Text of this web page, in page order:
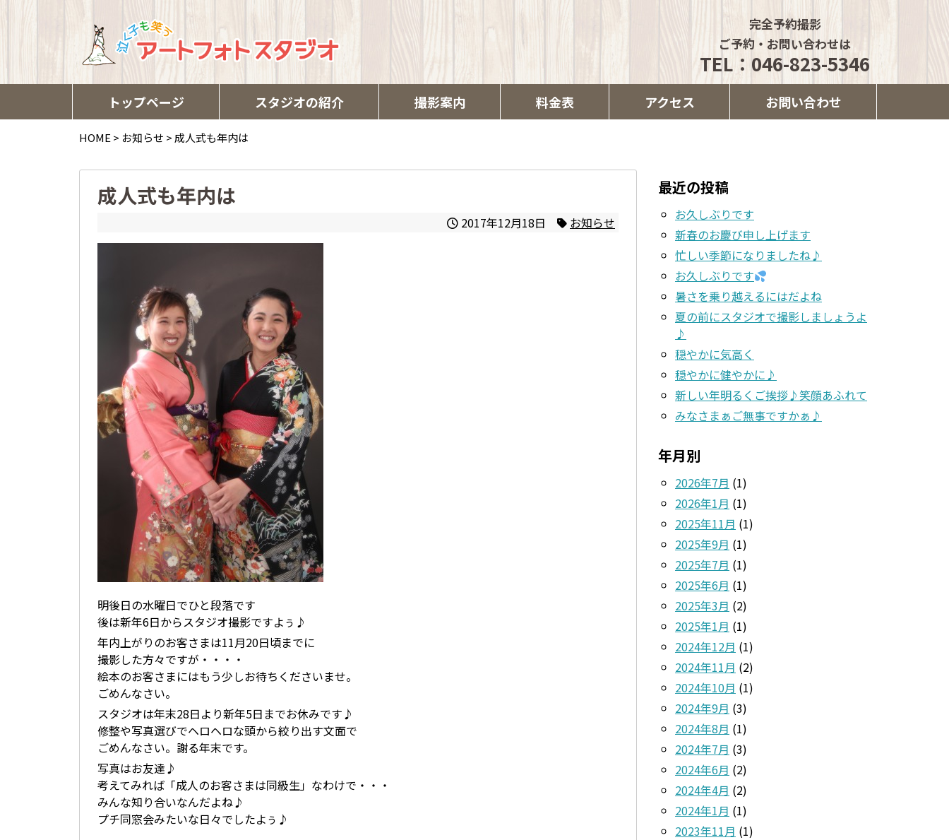
完全予約撮影
ご予約・お問い合わせは
TEL：046-823-5346
トップページ スタジオの紹介 撮影案内 料金表 アクセス お問い合わせ
HOME > お知らせ > 成人式も年内は
成人式も年内は
2017年12月18日 お知らせ
明後日の水曜日でひと段落です
後は新年6日からスタジオ撮影ですよぅ♪
年内上がりのお客さまは11月20日頃までに
撮影した方々ですが・・・・
絵本のお客さまにはもう少しお待ちくださいませ。
ごめんなさい。
スタジオは年末28日より新年5日までお休みです♪
修整や写真選びでヘロヘロな頭から絞り出す文面で
ごめんなさい。謝る年末です。
写真はお友達♪
考えてみれば「成人のお客さまは同級生」なわけで・・・
みんな知り合いなんだよね♪
プチ同窓会みたいな日々でしたよぅ♪
最近の投稿
お久しぶりです
新春のお慶び申し上げます
忙しい季節になりましたね♪
お久しぶりです
暑さを乗り越えるにはだよね
夏の前にスタジオで撮影しましょうよ
♪
穏やかに気高く
穏やかに健やかに♪
新しい年明るくご挨拶♪笑顔あふれて
みなさまぁご無事ですかぁ♪
年月別
2026年7月 (1)
2026年1月 (1)
2025年11月 (1)
2025年9月 (1)
2025年7月 (1)
2025年6月 (1)
2025年3月 (2)
2025年1月 (1)
2024年12月 (1)
2024年11月 (2)
2024年10月 (1)
2024年9月 (3)
2024年8月 (1)
2024年7月 (3)
2024年6月 (2)
2024年4月 (2)
2024年1月 (1)
2023年11月 (1)